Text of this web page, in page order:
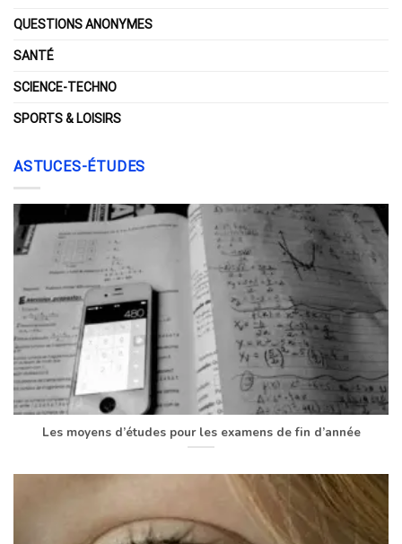
QUESTIONS ANONYMES
SANTÉ
SCIENCE-TECHNO
SPORTS & LOISIRS
ASTUCES-ÉTUDES
Les moyens d’études pour les examens de fin d’année